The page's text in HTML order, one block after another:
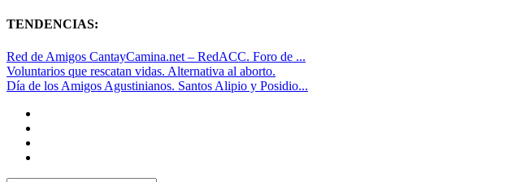
TENDENCIAS:
Red de Amigos CantayCamina.net – RedACC. Foro de ...
Voluntarios que rescatan vidas. Alternativa al aborto.
Día de los Amigos Agustinianos. Santos Alipio y Posidio...